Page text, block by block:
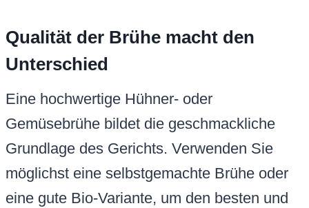
Qualität der Brühe macht den
Unterschied
Eine hochwertige Hühner- oder
Gemüsebrühe bildet die geschmackliche
Grundlage des Gerichts. Verwenden Sie
möglichst eine selbstgemachte Brühe oder
eine gute Bio-Variante, um den besten und